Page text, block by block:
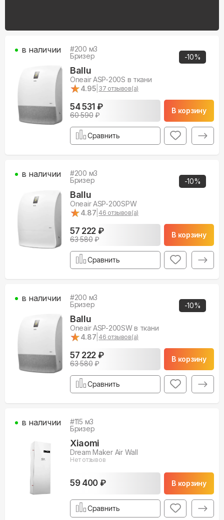
-10%
#200 м3
Бризер
Ballu
Oneair ASP-200S в ткани
★
★4.95 37 отзывов(а)
54 531 ₽
60 590₽
В корзину
в наличии
Сравнить
-10%
#200 м3
Бризер
Ballu
Oneair ASP-200SPW
★
★4.87 46 отзывов(а)
57 222 ₽
63 580₽
В корзину
в наличии
Сравнить
-10%
#200 м3
Бризер
Ballu
Oneair ASP-200SW в ткани
★
★4.87 46 отзывов(а)
57 222 ₽
63 580₽
В корзину
в наличии
Сравнить
#115 м3
Бризер
Xiaomi
Dream Maker Air Wall
Нет отзывов
59 400 ₽ В корзину
в наличии
Сравнить